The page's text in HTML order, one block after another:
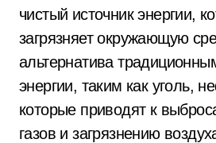
чистый источник энергии,
загрязняет окружающую
альтернатива
энергии, таким как уголь,
которые приводят к
газов и загрязнению